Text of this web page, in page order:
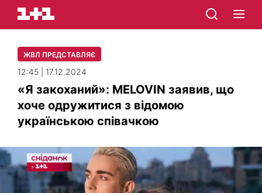
ЖВЛ ПРЕДСТАВЛЯЄ
12:45 | 17.12.2024
«Я закоханий»: MELOVIN заявив, що
хоче одружитися з відомою
українською співачкою